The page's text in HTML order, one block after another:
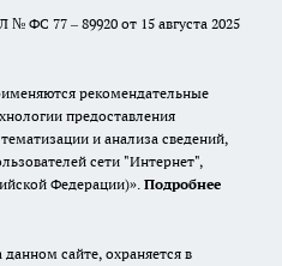
№ ФС 77 – 89920 от 15 августа 2025
рекомендательные
предоставления
и анализа сведений,
сети "Интернет",
Федерации)». Подробнее
сайте, охраняется в